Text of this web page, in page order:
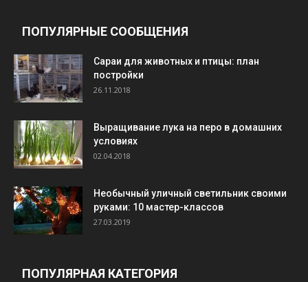
ПОПУЛЯРНЫЕ СООБЩЕНИЯ
Cараи для животных и птицы: план
постройки
26.11.2018
Выращивание лука на перо в домашних
условиях
02.04.2018
Необычный уличный светильник своими
руками: 10 мастер-классов
27.03.2019
ПОПУЛЯРНАЯ КАТЕГОРИЯ